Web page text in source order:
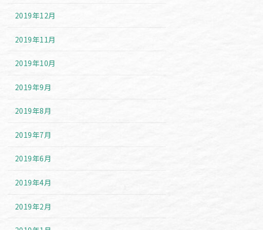
2019年12月
2019年11月
2019年10月
2019年9月
2019年8月
2019年7月
2019年6月
2019年4月
2019年2月